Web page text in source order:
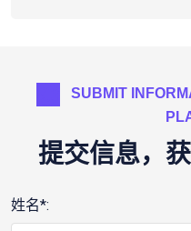
SUBMIT
提交信息，
姓名*: